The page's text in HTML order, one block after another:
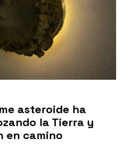
asteroide ha
la Tierra y
en camino